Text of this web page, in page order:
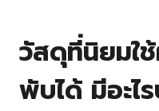
วัสดุที่นิยมใ
พับได้ มีอะไ